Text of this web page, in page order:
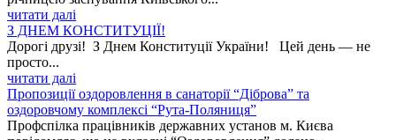
читати далі
З ДНЕМ КОНСТИТУЦІЇ!
Дорогі друзі! З Днем Конституції України! Цей день — не
просто...
читати далі
Пропозиції оздоровлення в санаторії “Діброва” та
оздоровчому комплексі “Рута-Поляниця”
Профспілка працівників державних установ м. Києва